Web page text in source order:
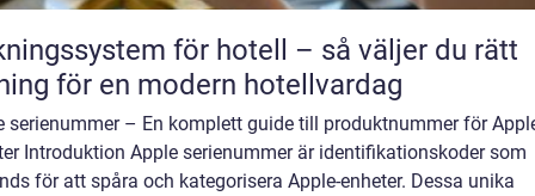
för hotell – så väljer du rätt
för en modern hotellvardag
serienummer – En komplett guide till produktnummer för
Introduktion Apple serienummer är identifikationskoder som
för att spåra och kategorisera Apple-enheter. Dessa unika